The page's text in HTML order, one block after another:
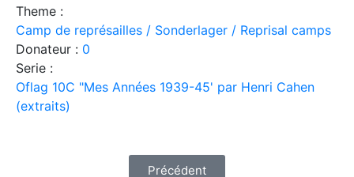
Theme :
Camp de représailles / Sonderlager / Reprisal camps
Donateur : 0
Serie :
Oflag 10C "Mes Années 1939-45' par Henri Cahen
(extraits)
Précédent